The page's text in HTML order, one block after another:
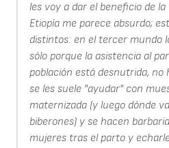
les voy a dar el beneficio de
Etiopía me parece absurdo;
distintos: en el tercer mundo
sólo porque la asistencia al
población está desnutrida, no
se les suele "ayudar" con
maternizada (y luego dónde
biberones) y se hacen
mujeres tras el parto y